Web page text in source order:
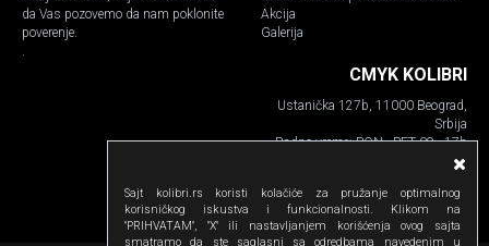
da Vas pozovemo da nam poklonite
poverenje.
.
Akcija
Galerija
CMYK KOLIBRI
Ustanička 127b, 11000 Beograd,
Srbija
Radno vreme: PON - PET 09 - 17h
Telefon:
063.108.33.55
email: info@kolibri.rs
Sajt kolibri.rs koristi kolačiće za pružanje optimalnog
korisničkog iskustva i funkcionalnosti. Klikom na
"PRIHVATAM", "X" ili nastavljanjem korišćenja ovog sajta
smatramo da ste saglasni sa odredbama navedenim u